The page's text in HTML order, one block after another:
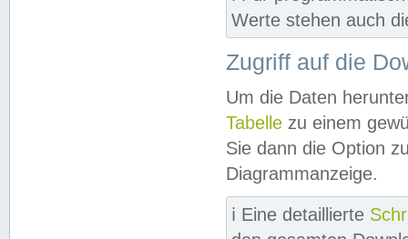
Werte stehen auch
Zugriff auf die
Um die Daten
Tabelle zu einem
Sie dann die Option
Diagrammanzeige.
ℹ️ Eine detaillierte